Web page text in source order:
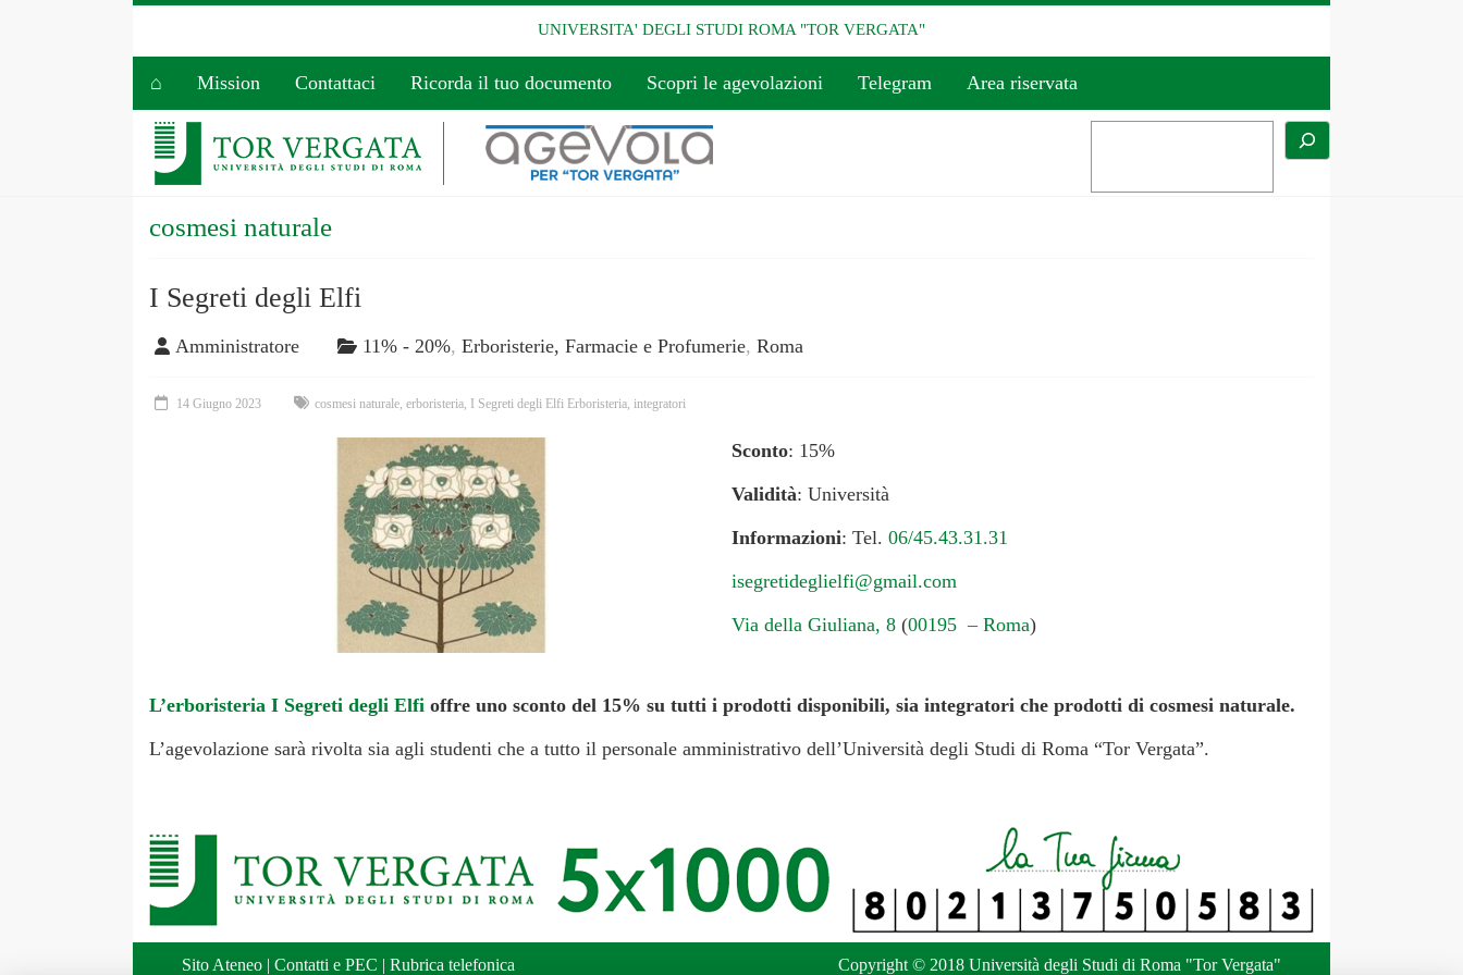
UNIVERSITA' DEGLI STUDI ROMA "TOR VERGATA"
⌂ Mission Contattaci Ricorda il tuo documento Scopri le agevolazioni Telegram Area riservata
cosmesi naturale
I Segreti degli Elfi
Amministratore 11% - 20%, Erboristerie, Farmacie e Profumerie, Roma
14 Giugno 2023 cosmesi naturale, erboristeria, I Segreti degli Elfi Erboristeria, integratori
Sconto: 15%
Validità: Università
Informazioni: Tel. 06/45.43.31.31
isegretideglielfi@gmail.com
Via della Giuliana, 8 (00195 – Roma)
L’erboristeria I Segreti degli Elfi offre uno sconto del 15% su tutti i prodotti disponibili, sia integratori che prodotti di cosmesi naturale.
L’agevolazione sarà rivolta sia agli studenti che a tutto il personale amministrativo dell’Università degli Studi di Roma “Tor Vergata”.
Sito Ateneo Contatti e PEC Rubrica telefonica Copyright © 2018 Università degli Studi di Roma "Tor Vergata"